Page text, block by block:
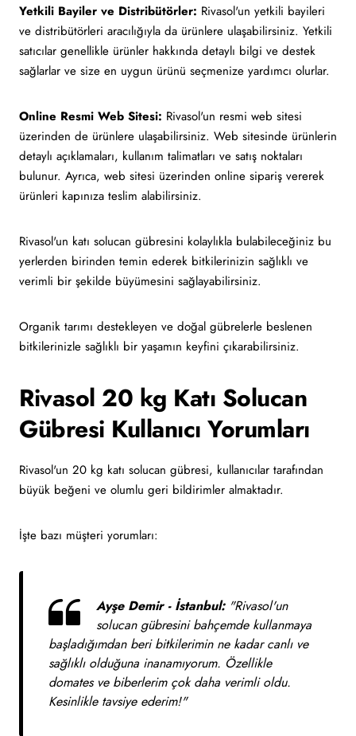
Yetkili Bayiler ve Distribütörler: Rivasol'un yetkili bayileri
ve distribütörleri aracılığıyla da ürünlere ulaşabilirsiniz. Yetkili
satıcılar genellikle ürünler hakkında detaylı bilgi ve destek
sağlarlar ve size en uygun ürünü seçmenize yardımcı olurlar.
Online Resmi Web Sitesi: Rivasol'un resmi web sitesi
üzerinden de ürünlere ulaşabilirsiniz. Web sitesinde ürünlerin
detaylı açıklamaları, kullanım talimatları ve satış noktaları
bulunur. Ayrıca, web sitesi üzerinden online sipariş vererek
ürünleri kapınıza teslim alabilirsiniz.
Rivasol'un katı solucan gübresini kolaylıkla bulabileceğiniz bu
yerlerden birinden temin ederek bitkilerinizin sağlıklı ve
verimli bir şekilde büyümesini sağlayabilirsiniz.
Organik tarımı destekleyen ve doğal gübrelerle beslenen
bitkilerinizle sağlıklı bir yaşamın keyfini çıkarabilirsiniz.
Rivasol 20 kg Katı Solucan
Gübresi Kullanıcı Yorumları
Rivasol'un 20 kg katı solucan gübresi, kullanıcılar tarafından
büyük beğeni ve olumlu geri bildirimler almaktadır.
İşte bazı müşteri yorumları:
Ayşe Demir - İstanbul:"Rivasol'un
solucan gübresini bahçemde kullanmaya
başladığımdan beri bitkilerimin ne kadar canlı ve
sağlıklı olduğuna inanamıyorum. Özellikle
domates ve biberlerim çok daha verimli oldu.
Kesinlikle tavsiye ederim!"